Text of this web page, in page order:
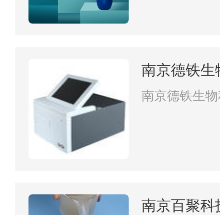
南京德铁生
南京德铁生
南京百聚科